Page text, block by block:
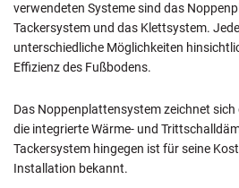
verwendeten Systeme sind das
Tackersystem und das Klettsystem.
unterschiedliche Möglichkeiten
Effizienz des Fußbodens.
Das Noppenplattensystem zeichnet
die integrierte Wärme- und
Tackersystem hingegen ist für seine
Installation bekannt.